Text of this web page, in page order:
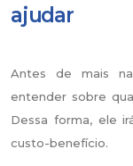
ajudar
Antes de mais
entender sobre
Dessa forma, ele
custo-benefício.